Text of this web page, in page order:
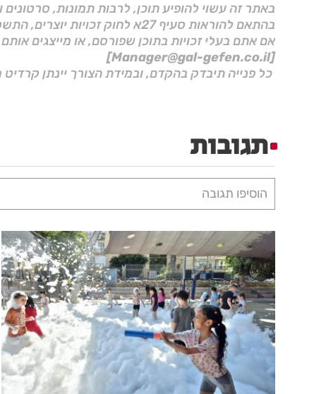
באתר זה עשוי להופיע תוכן, לרבות תמונות,
בהתאם להוראות סעיף 27א לחוק זכויות יוצרים, התשס"ח–2007.
אם אתם בעלי זכויות בתוכן שפורסם, או מייצגים
[Manager@gal-gefen.co.il]
כל פנייה תיבדק בהקדם, ובמידת הצורך יינתן
תגובות
הוסיפו תגובה